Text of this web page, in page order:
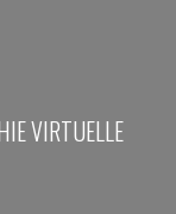
VIRTUELLE